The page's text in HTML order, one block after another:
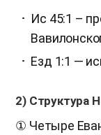
Ис 45:1 –
Езд 1:1 —
2) Структура
① Четыре